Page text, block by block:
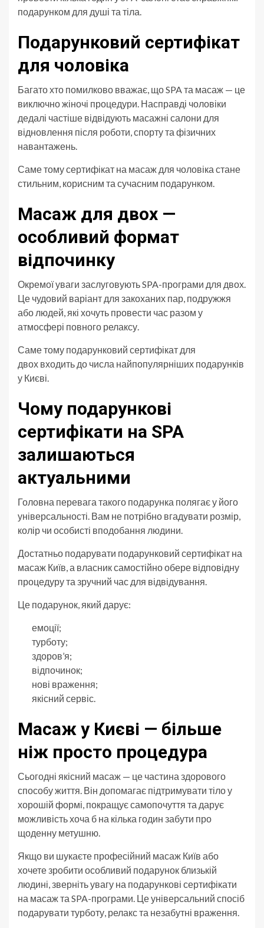
подарунком для душі та тіла.
Подарунковий сертифікат
для чоловіка
Багато хто помилково вважає, що SPA та масаж — це
виключно жіночі процедури. Насправді чоловіки
дедалі частіше відвідують масажні салони для
відновлення після роботи, спорту та фізичних
навантажень.
Саме тому сертифікат на масаж для чоловіка стане
стильним, корисним та сучасним подарунком.
Масаж для двох —
особливий формат
відпочинку
Окремої уваги заслуговують SPA-програми для двох.
Це чудовий варіант для закоханих пар, подружжя
або людей, які хочуть провести час разом у
атмосфері повного релаксу.
Саме тому подарунковий сертифікат для
двох входить до числа найпопулярніших подарунків
у Києві.
Чому подарункові
сертифікати на SPA
залишаються
актуальними
Головна перевага такого подарунка полягає у його
універсальності. Вам не потрібно вгадувати розмір,
колір чи особисті вподобання людини.
Достатньо подарувати подарунковий сертифікат на
масаж Київ, а власник самостійно обере відповідну
процедуру та зручний час для відвідування.
Це подарунок, який дарує:
емоції;
турботу;
здоров’я;
відпочинок;
нові враження;
якісний сервіс.
Масаж у Києві — більше
ніж просто процедура
Сьогодні якісний масаж — це частина здорового
способу життя. Він допомагає підтримувати тіло у
хорошій формі, покращує самопочуття та дарує
можливість хоча б на кілька годин забути про
щоденну метушню.
Якщо ви шукаєте професійний масаж Київ або
хочете зробити особливий подарунок близькій
людині, зверніть увагу на подарункові сертифікати
на масаж та SPA-програми. Це універсальний спосіб
подарувати турботу, релакс та незабутні враження.